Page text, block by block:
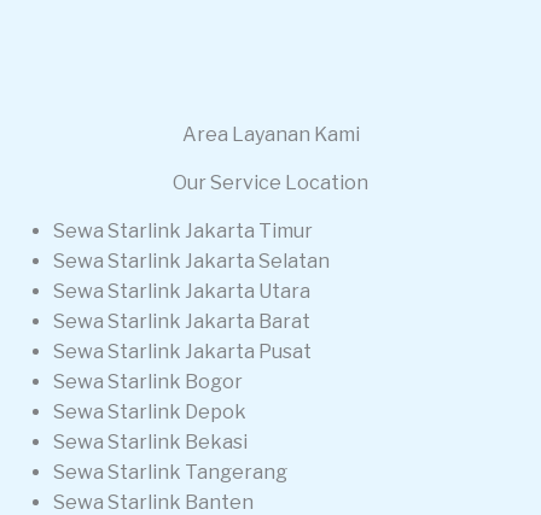
Area Layanan Kami
Our Service Location
Sewa Starlink Jakarta Timur
Sewa Starlink Jakarta Selatan
Sewa Starlink Jakarta Utara
Sewa Starlink Jakarta Barat
Sewa Starlink Jakarta Pusat
Sewa Starlink Bogor
Sewa Starlink Depok
Sewa Starlink Bekasi
Sewa Starlink Tangerang
Sewa Starlink Banten